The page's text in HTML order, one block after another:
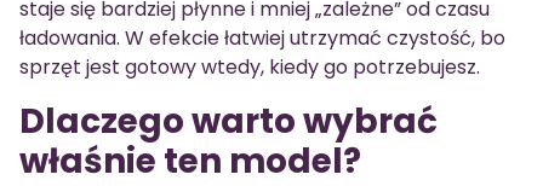
staje się bardziej płynne i mniej „zależne” od czasu
ładowania. W efekcie łatwiej utrzymać czystość, bo
sprzęt jest gotowy wtedy, kiedy go potrzebujesz.
Dlaczego warto wybrać
właśnie ten model?